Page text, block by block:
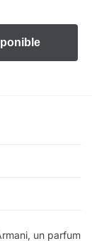
un parfum